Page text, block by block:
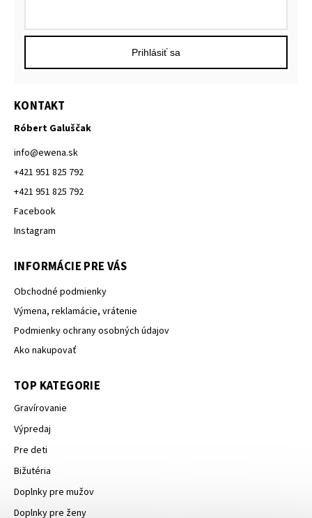
Prihlásiť sa
KONTAKT
Róbert Galuščak
info@ewena.sk
+421 951 825 792
+421 951 825 792
Facebook
Instagram
INFORMÁCIE PRE VÁS
Obchodné podmienky
Výmena, reklamácie, vrátenie
Podmienky ochrany osobných údajov
Ako nakupovať
TOP KATEGORIE
Gravírovanie
Výpredaj
Pre deti
Bižutéria
Doplnky pre mužov
Doplnky pre ženy